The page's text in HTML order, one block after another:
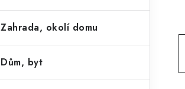
Zahrada, okolí domu
Dům, byt